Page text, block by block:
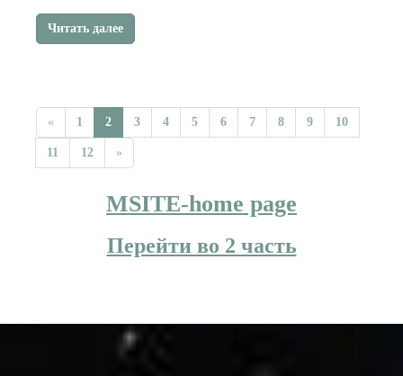
Читать далее
« 1 2 3 4 5 6 7 8 9 10
11 12 »
MSITE-home page
Перейти во 2 часть